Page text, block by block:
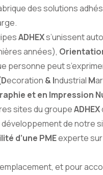
des solutions
ADHEXs’unissent
années),
personne peut
ecoration & Industrial M
et en Impression
sites du groupeADHEX
de notre
d’une PMEexperte
et pour